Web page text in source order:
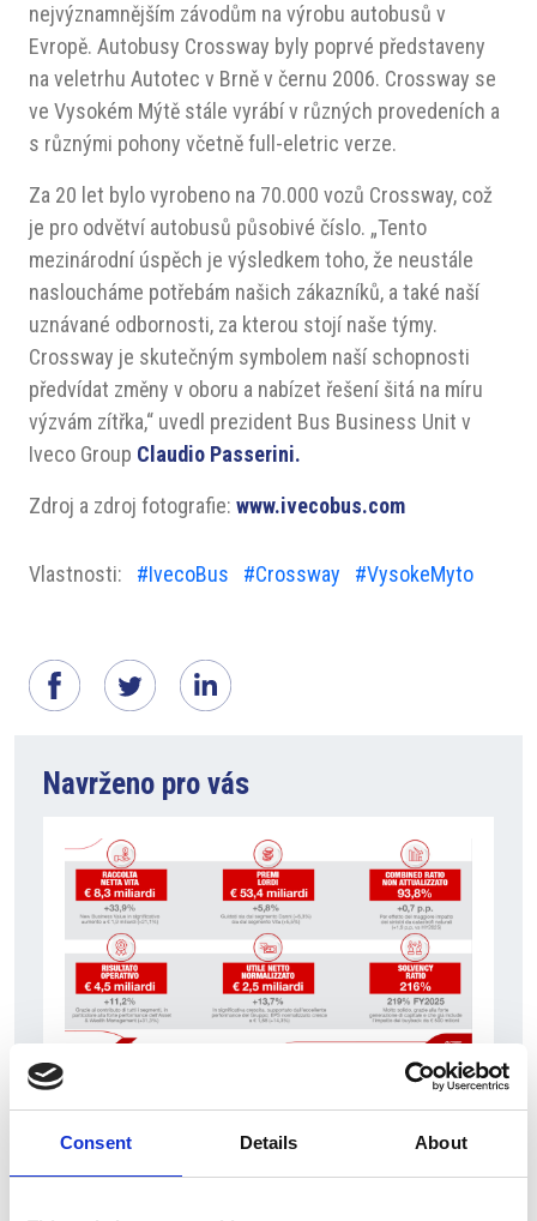
Consent Details About
nejvýznamnějším závodům na výrobu autobusů v
Evropě. Autobusy Crossway byly poprvé představeny
na veletrhu Autotec v Brně v černu 2006. Crossway se
ve Vysokém Mýtě stále vyrábí v různých provedeních a
s různými pohony včetně full-eletric verze.
Za 20 let bylo vyrobeno na 70.000 vozů Crossway, což
je pro odvětví autobusů působivé číslo. „Tento
mezinárodní úspěch je výsledkem toho, že neustále
nasloucháme potřebám našich zákazníků, a také naší
uznávané odbornosti, za kterou stojí naše týmy.
Crossway je skutečným symbolem naší schopnosti
předvídat změny v oboru a nabízet řešení šitá na míru
výzvám zítřka,“ uvedl prezident Bus Business Unit v
Iveco Group Claudio Passerini.
Zdroj a zdroj fotografie: www.ivecobus.com
Vlastnosti: #IvecoBus #Crossway #VysokeMyto
Navrženo pro vás
pololetí výrazný růst